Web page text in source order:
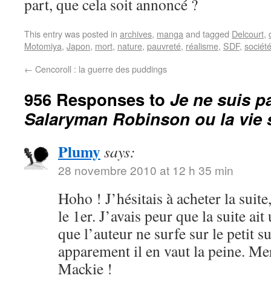
part, que cela soit annoncé ?
This entry was posted in archives, manga and tagged Delcourt,
Motomiya, Japon, mort, nature, pauvreté, réalisme, SDF, société
← Cencoroll : la guerre des puddings
956 Responses to Je ne suis
Salaryman Robinson ou la vie
Plumysays:
28 novembre 2010 at 12 h 35 min
Hoho ! J’hésitais à acheter la
le 1er. J’avais peur que la suite
que l’auteur ne surfe sur le petit
apparement il en vaut la peine.
Mackie !